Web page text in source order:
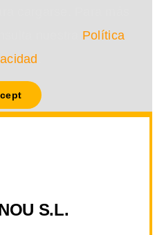
Política
S.L.